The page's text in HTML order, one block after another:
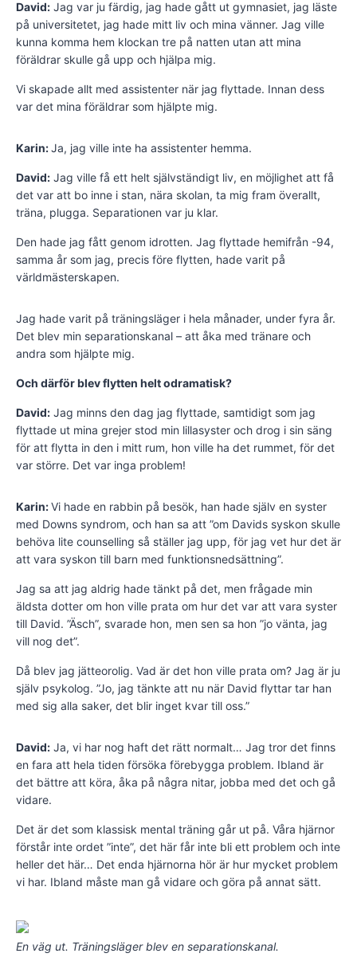
David: Jag var ju färdig, jag hade gått ut gymnasiet, jag läste
på universitetet, jag hade mitt liv och mina vänner. Jag ville
kunna komma hem klockan tre på natten utan att mina
föräldrar skulle gå upp och hjälpa mig.
Vi skapade allt med assistenter när jag flyttade. Innan dess
var det mina föräldrar som hjälpte mig.
Karin:Ja, jag ville inte ha assistenter hemma.
David: Jag ville få ett helt självständigt liv, en möjlighet att få
det var att bo inne i stan, nära skolan, ta mig fram överallt,
träna, plugga. Separationen var ju klar.
Den hade jag fått genom idrotten. Jag flyttade hemifrån -94,
samma år som jag, precis före flytten, hade varit på
världmästerskapen.
Jag hade varit på träningsläger i hela månader, under fyra år.
Det blev min separationskanal – att åka med tränare och
andra som hjälpte mig.
Och därför blev flytten helt odramatisk?
David: Jag minns den dag jag flyttade, samtidigt som jag
flyttade ut mina grejer stod min lillasyster och drog i sin säng
för att flytta in den i mitt rum, hon ville ha det rummet, för det
var större. Det var inga problem!
Karin:Vi hade en rabbin på besök, han hade själv en syster
med Downs syndrom, och han sa att ”om Davids syskon skulle
behöva lite counselling så ställer jag upp, för jag vet hur det är
att vara syskon till barn med funktionsnedsättning”.
Jag sa att jag aldrig hade tänkt på det, men frågade min
äldsta dotter om hon ville prata om hur det var att vara syster
till David. ”Äsch”, svarade hon, men sen sa hon ”jo vänta, jag
vill nog det”.
Då blev jag jätteorolig. Vad är det hon ville prata om? Jag är ju
själv psykolog. ”Jo, jag tänkte att nu när David flyttar tar han
med sig alla saker, det blir inget kvar till oss.”
David: Ja, vi har nog haft det rätt normalt… Jag tror det finns
en fara att hela tiden försöka förebygga problem. Ibland är
det bättre att köra, åka på några nitar, jobba med det och gå
vidare.
Det är det som klassisk mental träning går ut på. Våra hjärnor
förstår inte ordet ”inte”, det här får inte bli ett problem och inte
heller det här… Det enda hjärnorna hör är hur mycket problem
vi har. Ibland måste man gå vidare och göra på annat sätt.
En väg ut. Träningsläger blev en separationskanal.